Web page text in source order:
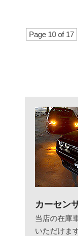
Page 10 of 17
カーセン
当店の在庫
いただけます